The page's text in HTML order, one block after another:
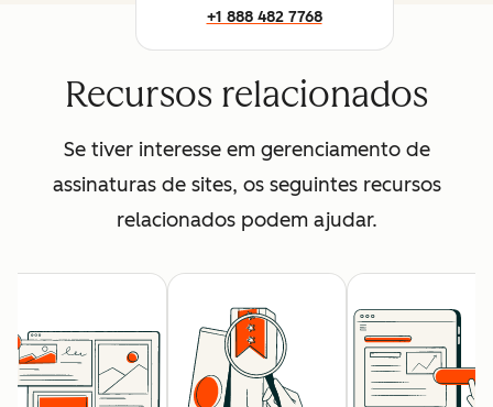
+1 888 482 7768
Recursos relacionados
Se tiver interesse em gerenciamento de
assinaturas de sites, os seguintes recursos
relacionados podem ajudar.